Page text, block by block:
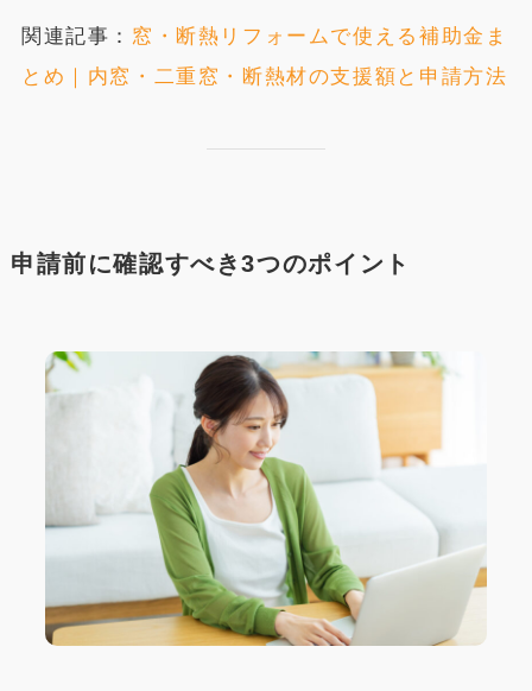
関連記事： 窓・断熱リフォームで使える補助金ま
とめ｜内窓・二重窓・断熱材の支援額と申請方法
申請前に確認すべき3つのポイント